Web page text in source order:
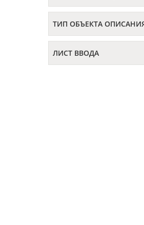
ТИП ОБЪЕКТА
ЛИСТ ВВОДА